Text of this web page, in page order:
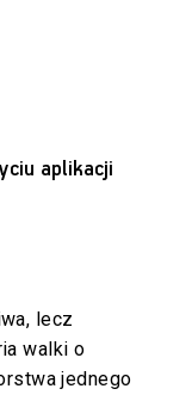
aplikacji
lecz
walki o
jednego